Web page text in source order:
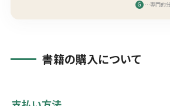
G …専門
書籍の購入について